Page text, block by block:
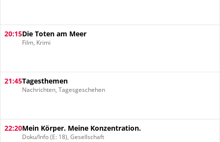
20:15Die Toten am Meer
Film, Krimi
21:45Tagesthemen
Nachrichten, Tagesgeschehen
22:20Mein Körper. Meine Konzentration.
Doku/Info (E: 18), Gesellschaft